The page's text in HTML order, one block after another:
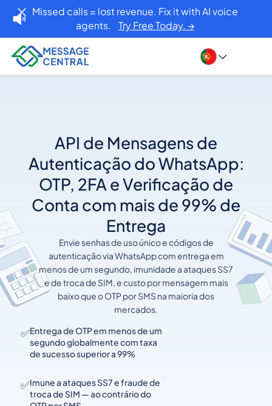
Missed calls = lost revenue. Fix it with AI voice
agents. Try Free Today. →
API de Mensagens de
Autenticação do WhatsApp:
OTP, 2FA e Verificação de
Conta com mais de 99% de
Entrega
Envie senhas de uso único e códigos de
autenticação via WhatsApp com entrega em
menos de um segundo, imunidade a ataques SS7
e de troca de SIM, e custo por mensagem mais
baixo que o OTP por SMS na maioria dos
mercados.
✅Entrega de OTP em menos de um
segundo globalmente com taxa
de sucesso superior a 99%
✅Imune a ataques SS7 e fraude de
troca de SIM — ao contrário do